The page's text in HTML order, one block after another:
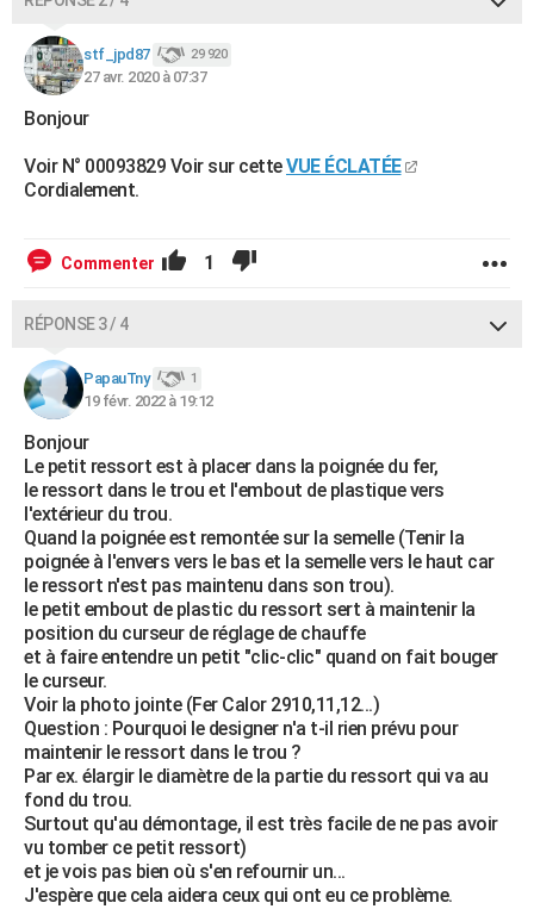
stf_jpd87 29 920
27 avr. 2020 à 07:37
Bonjour
Voir N° 00093829 Voir sur cetteVUE ÉCLATÉE
Cordialement.
Commenter 1
RÉPONSE 3 / 4
PapauTny 1
19 févr. 2022 à 19:12
Bonjour
Le petit ressort est à placer dans la poignée du fer,
le ressort dans le trou et l'embout de plastique vers
l'extérieur du trou.
Quand la poignée est remontée sur la semelle (Tenir la
poignée à l'envers vers le bas et la semelle vers le haut car
le ressort n'est pas maintenu dans son trou).
le petit embout de plastic du ressort sert à maintenir la
position du curseur de réglage de chauffe
et à faire entendre un petit "clic-clic" quand on fait bouger
le curseur.
Voir la photo jointe (Fer Calor 2910,11,12...)
Question : Pourquoi le designer n'a t-il rien prévu pour
maintenir le ressort dans le trou ?
Par ex. élargir le diamètre de la partie du ressort qui va au
fond du trou.
Surtout qu'au démontage, il est très facile de ne pas avoir
vu tomber ce petit ressort)
et je vois pas bien où s'en refournir un...
J'espère que cela aidera ceux qui ont eu ce problème.